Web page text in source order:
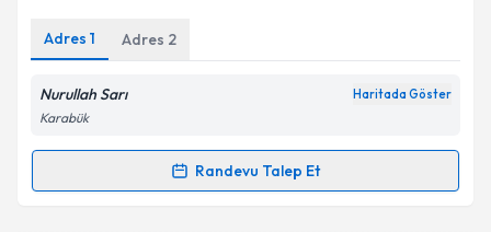
Adres 1 Adres 2
Nurullah Sarı Haritada Göster
Karabük
Randevu Talep Et
Randevu Takvimi Talebi